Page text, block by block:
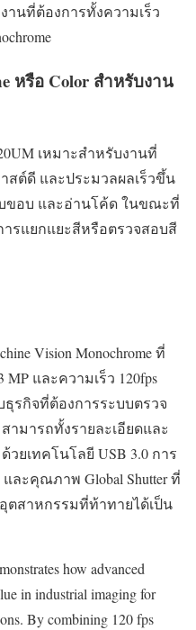
านที่ต้องการทั้งความเร็ว
หรือ Color สำหรับงาน
เหมาะสำหรับงานที่
สต์ดี และประมวลผลเร็วขึ้น
ขอบ และอ่านโค้ด ในขณะที่
รแยกแยะสีหรือตรวจสอบสี
Vision Monochrome ที่
และความเร็ว 120fps
รกิจที่ต้องการระบบตรวจ
มารถทั้งรายละเอียดและ
วยเทคโนโลยี USB 3.0 การ
ละคุณภาพ Global Shutter ที่
ตสาหกรรมที่ท้าทายได้เป็น
how advanced
in industrial imaging for
By combining 120 fps